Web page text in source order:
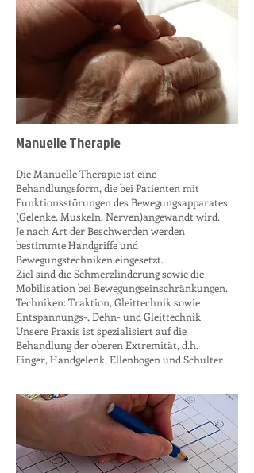
Manuelle Therapie
Die Manuelle Therapie ist eine
Behandlungsform, die bei Patienten mit
Funktionsstörungen des Bewegungsapparates
(Gelenke, Muskeln, Nerven)angewandt wird.
Je nach Art der Beschwerden werden
bestimmte Handgriffe und
Bewegungstechniken eingesetzt.
Ziel sind die Schmerzlinderung sowie die
Mobilisation bei Bewegungseinschränkungen.
Techniken: Traktion, Gleittechnik sowie
Entspannungs-, Dehn- und Gleittechnik
Unsere Praxis ist spezialisiert auf die
Behandlung der oberen Extremität, d.h.
Finger, Handgelenk, Ellenbogen und Schulter